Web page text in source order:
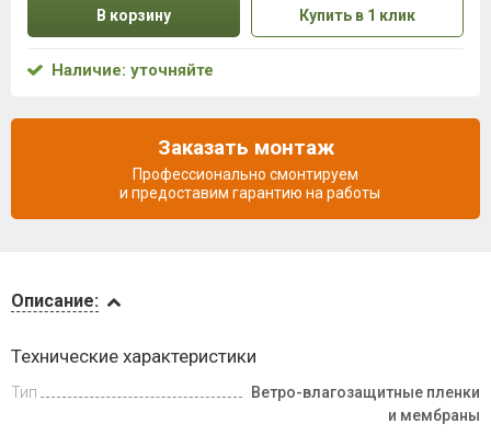
Доставка
Описание:
Технические характеристики
Тип
Ветро-влагозащитные пленки
и мембраны
В корзину Купить в 1 клик
Наличие: уточняйте
Заказать монтаж
Профессионально смонтируем
и предоставим гарантию на работы